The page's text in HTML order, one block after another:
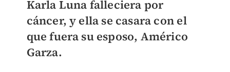
Karla Luna falleciera por
cáncer, y ella se casara con el
que fuera su esposo, Américo
Garza.